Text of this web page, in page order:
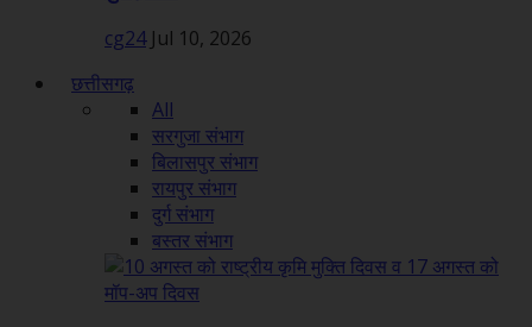
cg24 Jul 10, 2026
छत्तीसगढ़
All
सरगुजा संभाग
बिलासपुर संभाग
रायपुर संभाग
दुर्ग संभाग
बस्तर संभाग